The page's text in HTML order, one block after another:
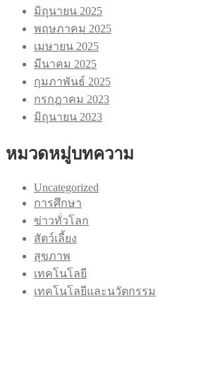
มิถุนายน 2025
พฤษภาคม 2025
เมษายน 2025
มีนาคม 2025
กุมภาพันธ์ 2025
กรกฎาคม 2023
มิถุนายน 2023
หมวดหมู่บทความ
Uncategorized
การศึกษา
ข่าวทั่วโลก
สัตว์เลี้ยง
สุขภาพ
เทคโนโลยี
เทคโนโลยีและนวัตกรรม